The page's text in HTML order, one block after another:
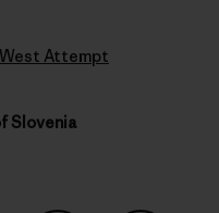
West Attempt
Slovenia